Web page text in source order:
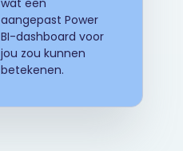
wat een
aangepast Power
BI-dashboard voor
jou zou kunnen
betekenen.